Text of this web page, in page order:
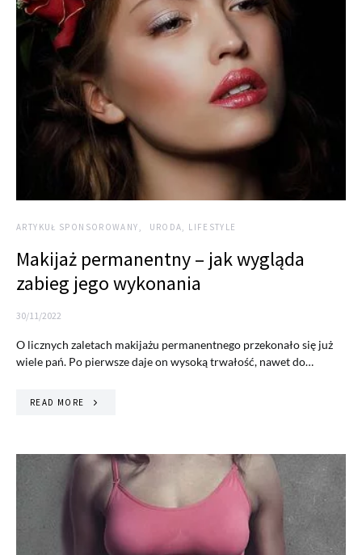
ARTYKUŁ SPONSOROWANY URODA, LIFESTYLE
Makijaż permanentny – jak wygląda
zabieg jego wykonania
30/11/2022
O licznych zaletach makijażu permanentnego przekonało się już
wiele pań. Po pierwsze daje on wysoką trwałość, nawet do…
READ MORE